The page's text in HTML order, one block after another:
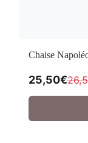
Chaise
25,50€